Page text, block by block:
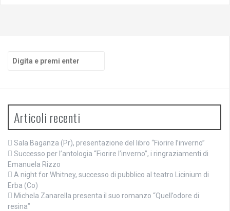
Articoli recenti
Sala Baganza (Pr), presentazione del libro “Fiorire l’inverno”
Successo per l’antologia “Fiorire l’inverno”, i ringraziamenti di
Emanuela Rizzo
A night for Whitney, successo di pubblico al teatro Licinium di
Erba (Co)
Michela Zanarella presenta il suo romanzo “Quell’odore di
resina”